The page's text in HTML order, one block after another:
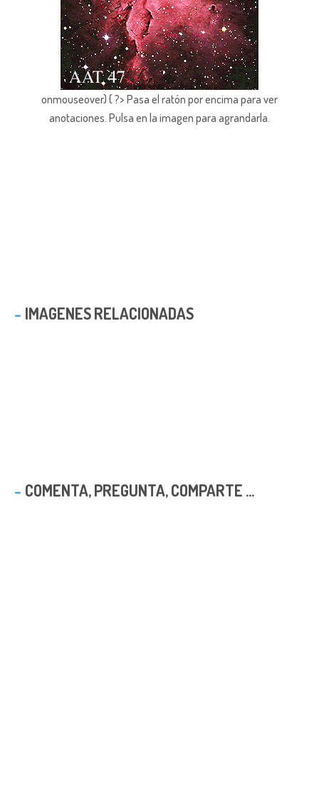
onmouseover) { ?> Pasa el ratón por encima para ver
anotaciones. Pulsa en la imagen para agrandarla.
IMAGENES RELACIONADAS
COMENTA, PREGUNTA, COMPARTE ...